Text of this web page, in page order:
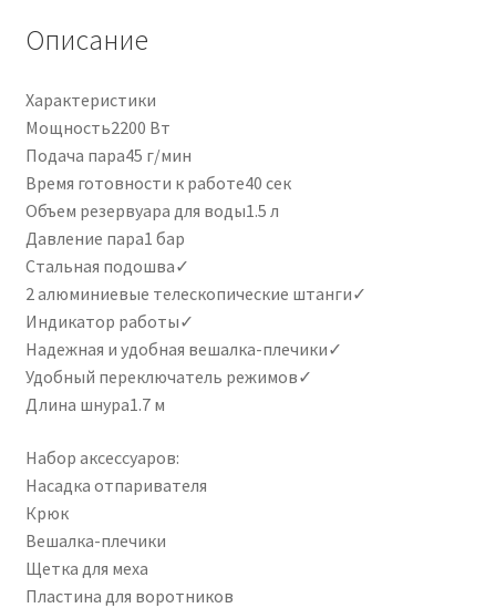
Описание
Характеристики
Мощность2200 Вт
Подача пара45 г/мин
Время готовности к работе40 сек
Объем резервуара для воды1.5 л
Давление пара1 бар
Стальная подошва✓
2 алюминиевые телескопические штанги✓
Индикатор работы✓
Надежная и удобная вешалка-плечики✓
Удобный переключатель режимов✓
Длина шнура1.7 м
Набор аксессуаров:
Насадка отпаривателя
Крюк
Вешалка-плечики
Щетка для меха
Пластина для воротников